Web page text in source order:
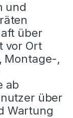
und
über
vor Ort
Montage-,
ab
über
Wartung